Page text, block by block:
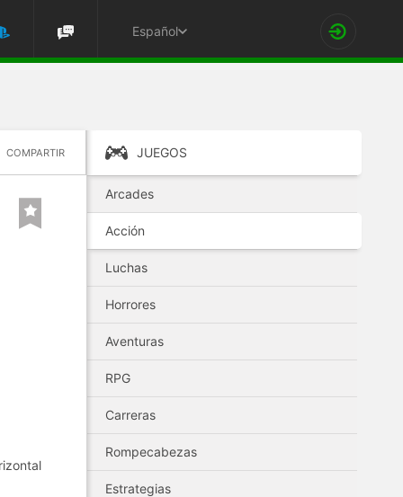
Español
COMPARTIR JUEGOS
Arcades
Acción
Luchas
Horrores
Aventuras
RPG
Carreras
Rompecabezas
Estrategias